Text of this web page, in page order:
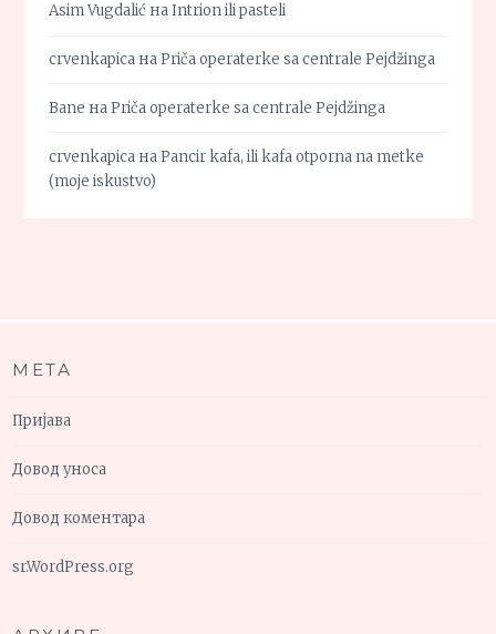
Asim Vugdalić наIntrion ili pasteli
crvenkapica наPriča operaterke sa centrale Pejdžinga
Bane наPriča operaterke sa centrale Pejdžinga
crvenkapica наPancir kafa, ili kafa otporna na metke
(moje iskustvo)
МЕТА
Пријава
Довод уноса
Довод коментара
sr.WordPress.org